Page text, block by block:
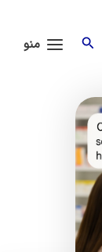
جستجوMenu
منو